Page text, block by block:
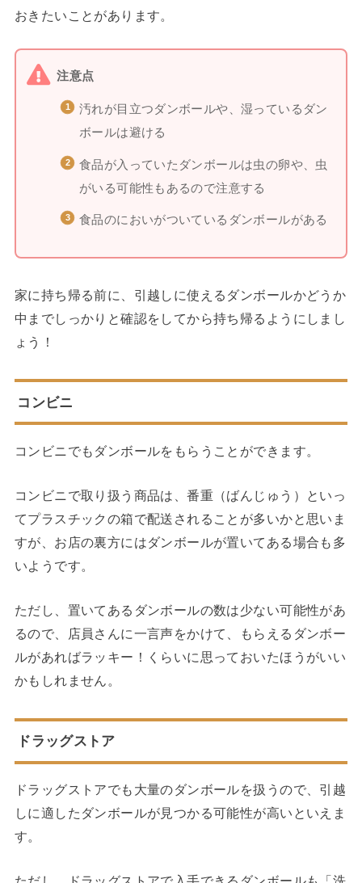
おきたいことがあります。
注意点
汚れが目立つダンボールや、湿っているダン
ボールは避ける
食品が入っていたダンボールは虫の卵や、虫
がいる可能性もあるので注意する
食品のにおいがついているダンボールがある
家に持ち帰る前に、引越しに使えるダンボールかどうか
中までしっかりと確認をしてから持ち帰るようにしまし
ょう！
コンビニ
コンビニでもダンボールをもらうことができます。
コンビニで取り扱う商品は、番重（ばんじゅう）といっ
てプラスチックの箱で配送されることが多いかと思いま
すが、お店の裏方にはダンボールが置いてある場合も多
いようです。
ただし、置いてあるダンボールの数は少ない可能性があ
るので、店員さんに一言声をかけて、もらえるダンボー
ルがあればラッキー！くらいに思っておいたほうがいい
かもしれません。
ドラッグストア
ドラッグストアでも大量のダンボールを扱うので、引越
しに適したダンボールが見つかる可能性が高いといえま
す。